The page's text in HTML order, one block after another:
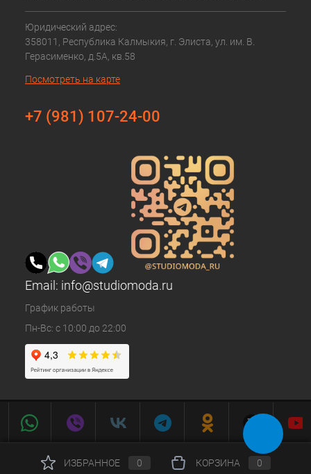
Юридический адрес:
358011, Республика Калмыкия, г. Элиста, ул. им. В.
Герасименко, д.5А, кв.58
Посмотреть на карте
+7 (981) 107-24-00
Email: info@studiomoda.ru
График работы
Пн-Вс: с 10:00 до 22:00
ИЗБРАННОЕ 0 КОРЗИНА 0